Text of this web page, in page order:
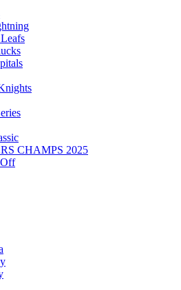
CHAMPS 2025